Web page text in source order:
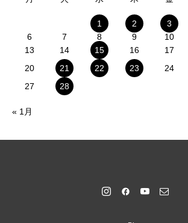
1 2 3
6
7 8 9 10
13
14 15 16 17
20
21 22 23 24
27
28
« 1月